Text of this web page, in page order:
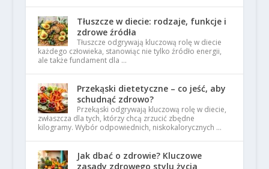
Tłuszcze w diecie: rodzaje, funkcje i
zdrowe źródła
Tłuszcze odgrywają kluczową rolę w diecie
każdego człowieka, stanowiąc nie tylko źródło energii,
ale także fundament dla …
Przekąski dietetyczne – co jeść, aby
schudnąć zdrowo?
Przekąski odgrywają kluczową rolę w diecie,
zwłaszcza dla tych, którzy chcą zrzucić zbędne
kilogramy. Wybór odpowiednich, niskokalorycznych …
Jak dbać o zdrowie? Kluczowe
zasady zdrowego stylu życia